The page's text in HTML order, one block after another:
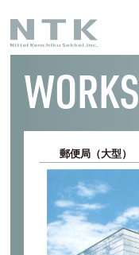
WORKS
郵便局（大型）